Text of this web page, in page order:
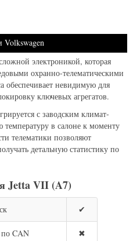
Volkswagen
электроникой, которая
охранно-телематическими
обеспечивает невидимую для
ключевых агрегатов.
с заводским климат-
температуру в салоне к моменту
телематики позволяют
детальную статистику по
Jetta VII (A7)
✔
по CAN ✖